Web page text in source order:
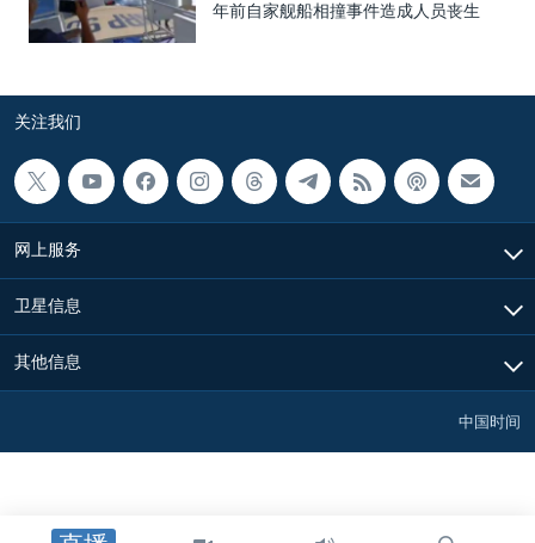
年前自家舰船相撞事件造成人员丧生
关注我们
网上服务
卫星信息
其他信息
中国时间